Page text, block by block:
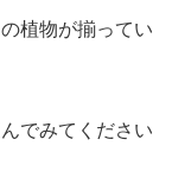
植物が揃ってい
でみてください